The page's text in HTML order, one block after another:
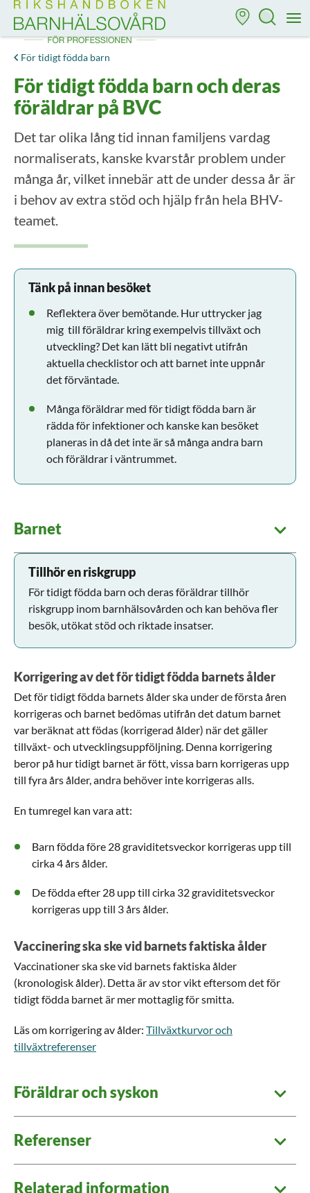
Till startsidan för Rikshandboken i barnhälsovård
För tidigt födda barn
För tidigt födda barn och deras
föräldrar på BVC
Det tar olika lång tid innan familjens vardag
normaliserats, kanske kvarstår problem under
många år, vilket innebär att de under dessa år är
i behov av extra stöd och hjälp från hela BHV-
teamet.
Tänk på innan besöket
Reflektera över bemötande. Hur uttrycker jag
mig till föräldrar kring exempelvis tillväxt och
utveckling? Det kan lätt bli negativt utifrån
aktuella checklistor och att barnet inte uppnår
det förväntade.
Många föräldrar med för tidigt födda barn är
rädda för infektioner och kanske kan besöket
planeras in då det inte är så många andra barn
och föräldrar i väntrummet.
Barnet
Tillhör en riskgrupp
För tidigt födda barn och deras föräldrar tillhör
riskgrupp inom barnhälsovården och kan behöva fler
besök, utökat stöd och riktade insatser.
Korrigering av det för tidigt födda barnets ålder
Det för tidigt födda barnets ålder ska under de första åren
korrigeras och barnet bedömas utifrån det datum barnet
var beräknat att födas (korrigerad ålder) när det gäller
tillväxt- och utvecklingsuppföljning. Denna korrigering
beror på hur tidigt barnet är fött, vissa barn korrigeras upp
till fyra års ålder, andra behöver inte korrigeras alls.
En tumregel kan vara att:
Barn födda före 28 graviditetsveckor korrigeras upp till
cirka 4 års ålder.
De födda efter 28 upp till cirka 32 graviditetsveckor
korrigeras upp till 3 års ålder.
Vaccinering ska ske vid barnets faktiska ålder
Vaccinationer ska ske vid barnets faktiska ålder
(kronologisk ålder). Detta är av stor vikt eftersom det för
tidigt födda barnet är mer mottaglig för smitta.
Läs om korrigering av ålder: Tillväxtkurvor och
tillväxtreferenser
Föräldrar och syskon
Referenser
Relaterad information